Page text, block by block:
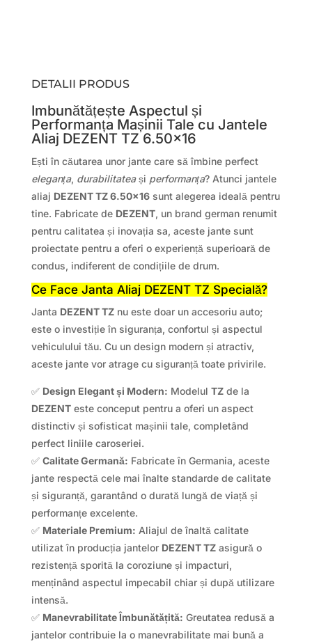
DETALII PRODUS
Imbunătățește Aspectul și
Performanța Mașinii Tale cu Jantele
Aliaj DEZENT TZ 6.50×16
Ești în căutarea unor jante care să îmbine perfect
eleganța, durabilitateași performanța? Atunci jantele
aliaj DEZENT TZ 6.50×16sunt alegerea ideală pentru
tine. Fabricate de DEZENT, un brand german renumit
pentru calitatea și inovația sa, aceste jante sunt
proiectate pentru a oferi o experiență superioară de
condus, indiferent de condițiile de drum.
Ce Face Janta Aliaj DEZENT TZ Specială?
Janta DEZENT TZnu este doar un accesoriu auto;
este o investiție în siguranța, confortul și aspectul
vehiculului tău. Cu un design modern și atractiv,
aceste jante vor atrage cu siguranță toate privirile.
✅ Design Elegant și Modern: Modelul TZde la
DEZENTeste conceput pentru a oferi un aspect
distinctiv și sofisticat mașinii tale, completând
perfect liniile caroseriei.
✅ Calitate Germană: Fabricate în Germania, aceste
jante respectă cele mai înalte standarde de calitate
și siguranță, garantând o durată lungă de viață și
performanțe excelente.
✅ Materiale Premium: Aliajul de înaltă calitate
utilizat în producția jantelor DEZENT TZasigură o
rezistență sporită la coroziune și impacturi,
menținând aspectul impecabil chiar și după utilizare
intensă.
✅ Manevrabilitate Îmbunătățită: Greutatea redusă a
jantelor contribuie la o manevrabilitate mai bună a